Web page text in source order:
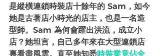
是縱橫連鎖時裝店十餘年的 Sam，如今
她是古著店小時光的店主，也是一名造
型師。Sam 為何會躍出洪流，成立小
店？她坦言，自己多年來在大型連鎖店
裏看盡風雲。直至她知悉時裝業竟佔全